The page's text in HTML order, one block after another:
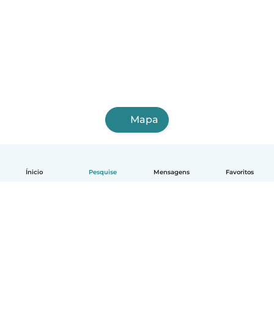
Ínicio Pesquise Mensagens Favoritos
Mapa